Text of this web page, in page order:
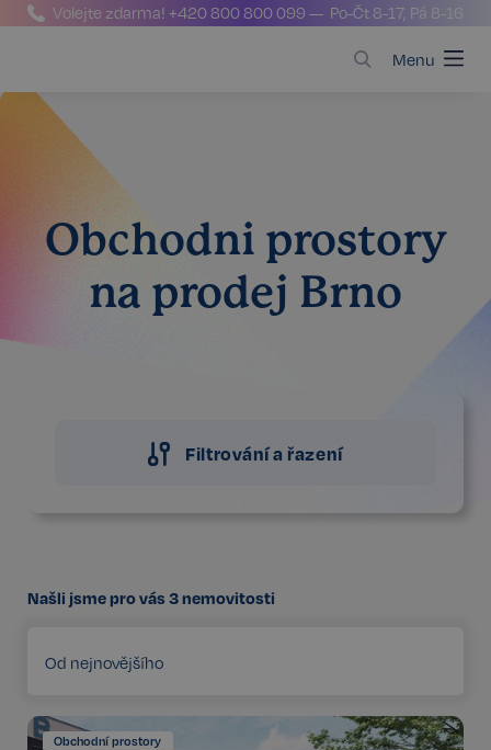
Volejte zdarma!+420 800 800 099 — Po-Čt 8-17, Pá 8-16
Menu
Obchodni prostory
na prodej Brno
Filtrování a řazení
Našli jsme pro vás 3nemovitosti
Od nejnovějšího
Obchodní prostory